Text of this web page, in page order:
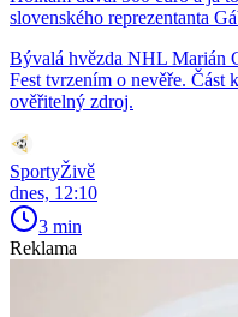
slovenského reprezentanta
Bývalá hvězda NHL Marián
Fest tvrzením o nevěře. Část
ověřitelný zdroj.
SportyŽivě
dnes, 12:10
3 min
Reklama